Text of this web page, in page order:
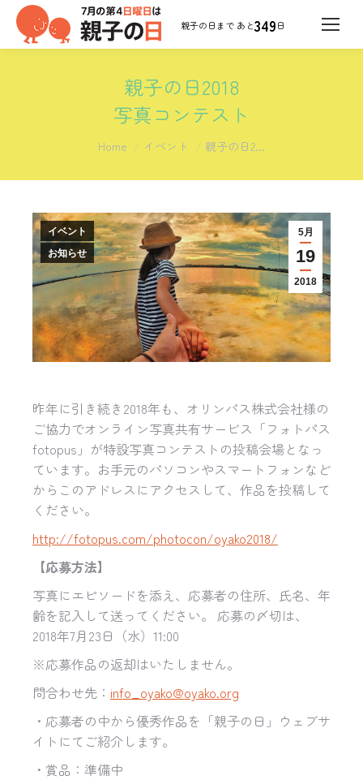
349日
親子の日2018
写真コンテスト
You are here:
Home イベント 親子の日2…
5月
19
2018
イベント
お知らせ
昨年に引き続き2018年も、オリンパス株式会社様の
ご協力でオンライン写真共有サービス「フォトパス
fotopus」が特設写真コンテストの投稿会場となっ
ています。お手元のパソコンやスマートフォンなど
からこのアドレスにアクセスして、作品を投稿して
ください。
http://fotopus.com/photocon/oyako2018/
【応募方法】
写真にエピソードを添え、応募者の住所、氏名、年
齢を記入して送ってください。 応募の〆切は、
2018年7月23日（水） 11:00
※応募作品の返却はいたしません。
問合わせ先： info_oyako@oyako.org
・応募者の中から優秀作品を「親子の日」ウェブサ
イトにてご紹介します。
・賞品：準備中